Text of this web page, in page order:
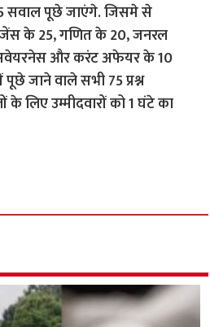
सवाल पूछे जाएंगे. जिसमे से
के 25, गणित के 20, जनरल
और करंट अफेयर के 10
जाने वाले सभी 75 प्रश्न
लिए उम्मीदवारों को 1 घंटे का